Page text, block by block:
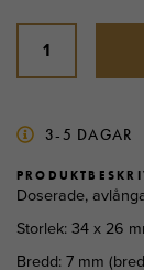
Doserade,
Storlek: 34 x 26
Bredd: 7 mm
3-5 DAGAR